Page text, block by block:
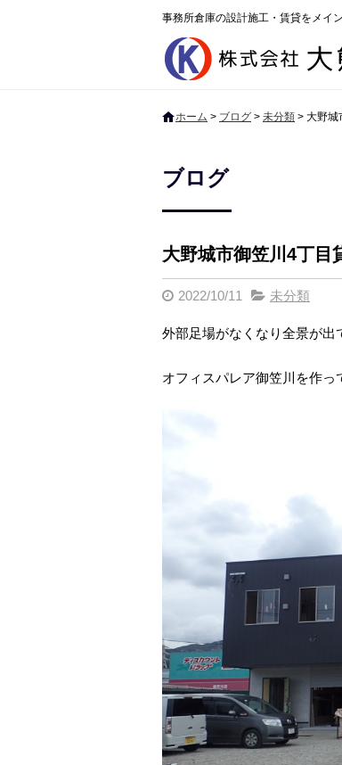
事務所倉庫の設計施工・賃貸をメイ
ホーム > ブログ > 未分類 > 大野城
ブログ
大野城市御笠川4丁目
2022/10/11 未分類
外部足場がなくなり全景が出
オフィスパレア御笠川を作